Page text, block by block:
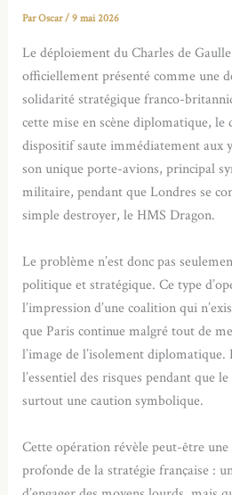
ParOscar/9 mai 2026
Le déploiement du Charles de
officiellement présenté comme une
solidarité stratégique franco-
cette mise en scène diplomatique,
dispositif saute immédiatement aux
son unique porte-avions, principal
militaire, pendant que Londres se
simple destroyer, le HMS Dragon.
Le problème n’est donc pas
politique et stratégique. Ce type
l’impression d’une coalition qui
que Paris continue malgré tout de
l’image de l’isolement
l’essentiel des risques pendant que
surtout une caution symbolique.
Cette opération révèle peut-être
profonde de la stratégie française :